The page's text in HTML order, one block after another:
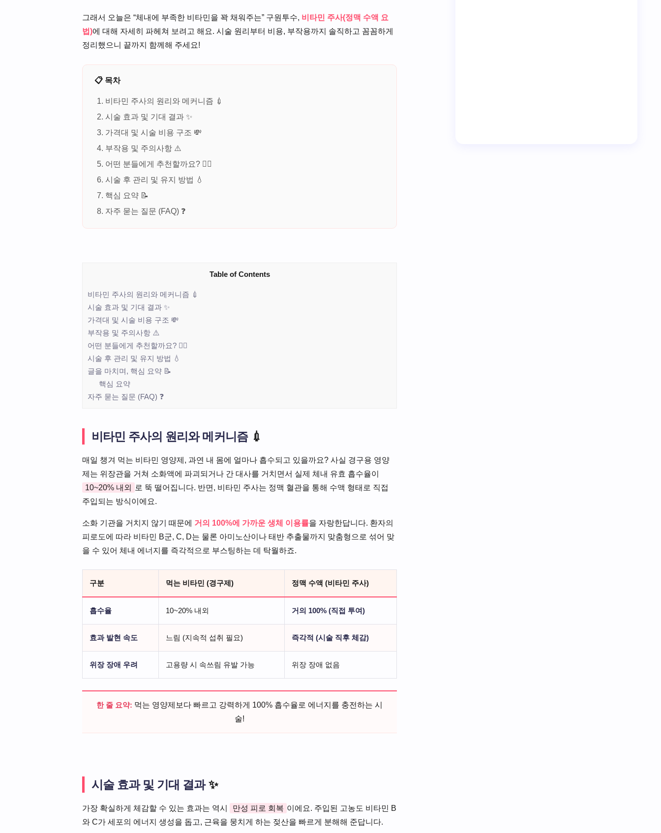
그래서 오늘은 “체내에 부족한 비타민을 꽉 채워주는” 구원투수, 비타민 주사(정맥 수액 요
법)에 대해 자세히 파헤쳐 보려고 해요. 시술 원리부터 비용, 부작용까지 솔직하고 꼼꼼하게
정리했으니 끝까지 함께해 주세요!
📋 목차
비타민 주사의 원리와 메커니즘 💉
시술 효과 및 기대 결과 ✨
가격대 및 시술 비용 구조 💸
부작용 및 주의사항 ⚠️
어떤 분들에게 추천할까요? 🙋‍♀️
시술 후 관리 및 유지 방법 💧
핵심 요약 📝
자주 묻는 질문 (FAQ) ❓
Table of Contents
비타민 주사의 원리와 메커니즘 💉
시술 효과 및 기대 결과 ✨
가격대 및 시술 비용 구조 💸
부작용 및 주의사항 ⚠️
어떤 분들에게 추천할까요? 🙋‍♀️
시술 후 관리 및 유지 방법 💧
글을 마치며, 핵심 요약 📝
핵심 요약
자주 묻는 질문 (FAQ) ❓
비타민 주사의 원리와 메커니즘💉
매일 챙겨 먹는 비타민 영양제, 과연 내 몸에 얼마나 흡수되고 있을까요? 사실 경구용 영양
제는 위장관을 거쳐 소화액에 파괴되거나 간 대사를 거치면서 실제 체내 유효 흡수율이
10~20% 내외
로 뚝 떨어집니다. 반면, 비타민 주사는 정맥 혈관을 통해 수액 형태로 직접
주입되는 방식이에요.
소화 기관을 거치지 않기 때문에 거의 100%에 가까운 생체 이용률을 자랑한답니다. 환자의
피로도에 따라 비타민 B군, C, D는 물론 아미노산이나 태반 추출물까지 맞춤형으로 섞어 맞
을 수 있어 체내 에너지를 즉각적으로 부스팅하는 데 탁월하죠.
구분 먹는 비타민 (경구제) 정맥 수액 (비타민 주사)
흡수율 10~20% 내외 거의 100% (직접 투여)
효과 발현 속도 느림 (지속적 섭취 필요) 즉각적 (시술 직후 체감)
위장 장애 우려 고용량 시 속쓰림 유발 가능 위장 장애 없음
한 줄 요약: 먹는 영양제보다 빠르고 강력하게 100% 흡수율로 에너지를 충전하는 시
술!
시술 효과 및 기대 결과✨
가장 확실하게 체감할 수 있는 효과는 역시 만성 피로 회복 이에요. 주입된 고농도 비타민 B
와 C가 세포의 에너지 생성을 돕고, 근육을 뭉치게 하는 젖산을 빠르게 분해해 준답니다.